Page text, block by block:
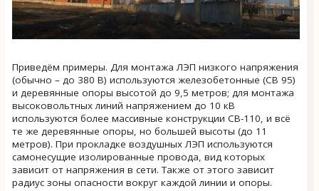
Приведём примеры. Для монтажа ЛЭП низкого напряжения
(обычно – до 380 В) используются железобетонные (СВ 95)
и деревянные опоры высотой до 9,5 метров; для монтажа
высоковольтных линий напряжением до 10 кВ
используются более массивные конструкции СВ-110, и всё
те же деревянные опоры, но большей высоты (до 11
метров). При прокладке воздушных ЛЭП используются
самонесущие изолированные провода, вид которых
зависит от напряжения в сети. Также от этого зависит
радиус зоны опасности вокруг каждой линии и опоры.